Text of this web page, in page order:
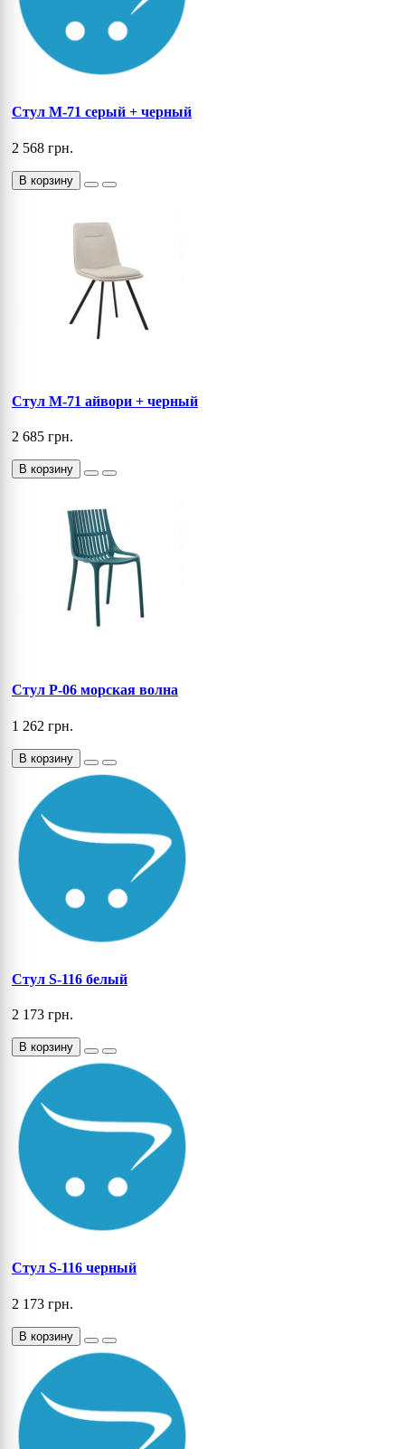
Cтул M-71 серый + черный
2 568 грн.
В корзину
Стул M-71 айвори + черный
2 685 грн.
В корзину
Стул P-06 морская волна
1 262 грн.
В корзину
Стул S-116 белый
2 173 грн.
В корзину
Стул S-116 черный
2 173 грн.
В корзину